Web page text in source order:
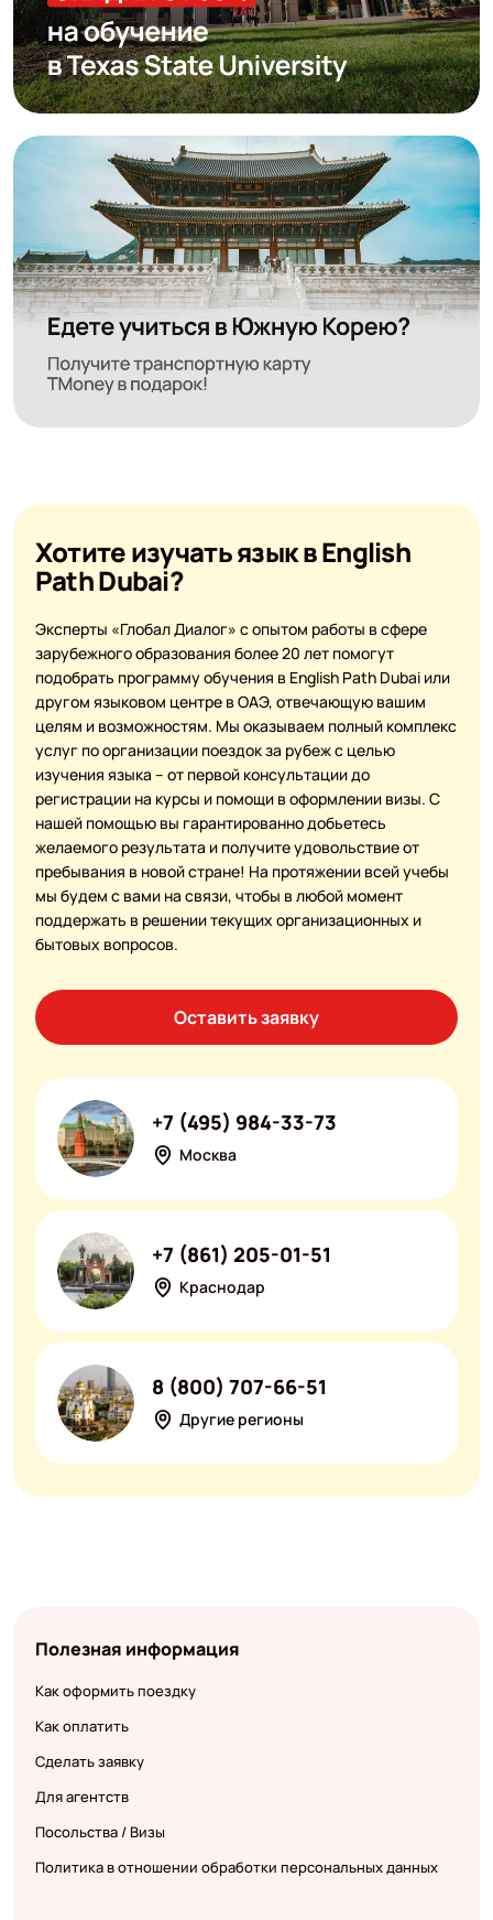
Хотите изучать язык в English
Path Dubai?
Эксперты «Глобал Диалог» с опытом работы в сфере
зарубежного образования более 20 лет помогут
подобрать программу обучения в English Path Dubai или
другом языковом центре в ОАЭ, отвечающую вашим
целям и возможностям. Мы оказываем полный комплекс
услуг по организации поездок за рубеж с целью
изучения языка – от первой консультации до
регистрации на курсы и помощи в оформлении визы. С
нашей помощью вы гарантированно добьетесь
желаемого результата и получите удовольствие от
пребывания в новой стране! На протяжении всей учебы
мы будем с вами на связи, чтобы в любой момент
поддержать в решении текущих организационных и
бытовых вопросов.
Оставить заявку
Москва
+7 (495) 984-33-73
Краснодар
+7 (861) 205-01-51
Другие регионы
8 (800) 707-66-51
Полезная информация
Как оформить поездку
Как оплатить
Сделать заявку
Для агентств
Посольства / Визы
Политика в отношении обработки персональных данных